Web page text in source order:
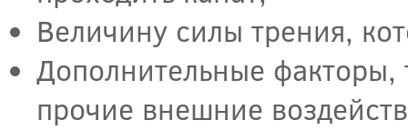
Величину силы трения,
Дополнительные факторы,
прочие внешние